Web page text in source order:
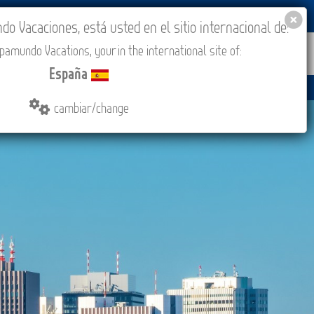
COMPRAR CONTACTO MÁS
Vacaciones, está usted en el sitio internacional de:
Vacations, your in the international site of:
España
cambiar/change